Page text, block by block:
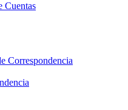
Cuentas
Correspondencia